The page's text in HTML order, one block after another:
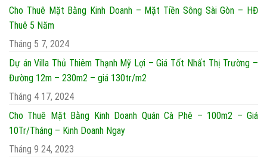
Cho Thuê Mặt Bằng Kinh Doanh – Mặt Tiền Sông Sài Gòn – HĐ
Thuê 5 Năm
Tháng 5 7, 2024
Dự án Villa Thủ Thiêm Thạnh Mỹ Lợi – Giá Tốt Nhất Thị Trường –
Đường 12m – 230m2 – giá 130tr/m2
Tháng 4 17, 2024
Cho Thuê Mặt Bằng Kinh Doanh Quán Cà Phê – 100m2 – Giá
10Tr/Tháng – Kinh Doanh Ngay
Tháng 9 24, 2023